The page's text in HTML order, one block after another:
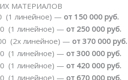
МАТЕРИАЛОВ
(1 линейное) — от 150 000 руб.
(1 линейное) — от 250 000 руб.
(2х линейное) — от 370 000 руб.
(1 линейное) — от 300 000 руб.
(1 линейное) — от 420 000 руб.
(1 линейное) — от 670 000 руб.